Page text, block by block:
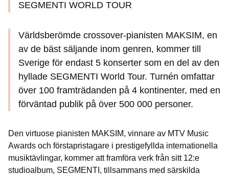
SEGMENTI WORLD TOUR
Världsberömde crossover-pianisten MAKSIM, en
av de bäst säljande inom genren, kommer till
Sverige för endast 5 konserter som en del av den
hyllade SEGMENTI World Tour. Turnén omfattar
över 100 framträdanden på 4 kontinenter, med en
förväntad publik på över 500 000 personer.
Den virtuose pianisten MAKSIM, vinnare av MTV Music
Awards och förstapristagare i prestigefyllda internationella
musiktävlingar, kommer att framföra verk från sitt 12:e
studioalbum, SEGMENTI, tillsammans med särskilda